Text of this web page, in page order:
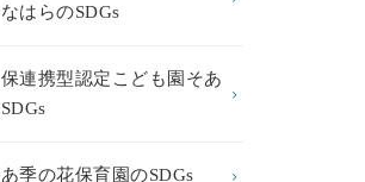
はらのSDGs
連携型認定こども園そあ
季の花保育園のSDGs